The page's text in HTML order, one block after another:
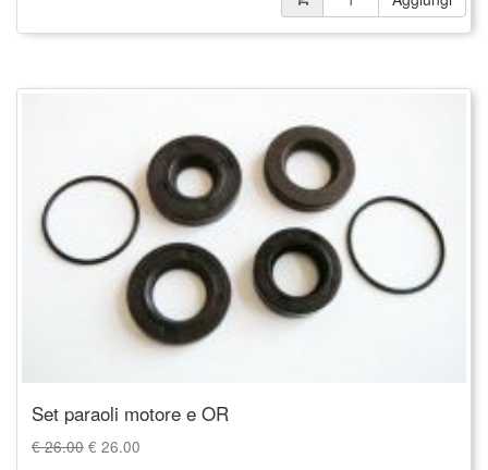
Set paraoli motore e OR
€ 26.00 € 26.00